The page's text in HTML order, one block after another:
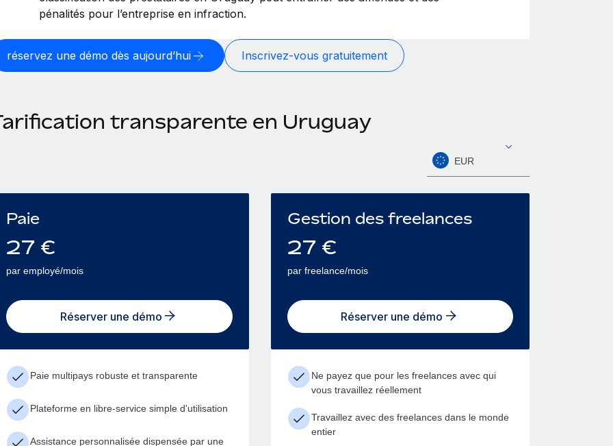
pénalités pour l’entreprise en infraction.
réservez une démo dès aujourd’hui Inscrivez-vous gratuitement
transparente en Uruguay
EUR
Paie
27 €
par employé/mois
Réserver une démo
Paie multipays robuste et transparente
Plateforme en libre-service simple d'utilisation
Assistance personnalisée dispensée par une
Gestion des freelances
27 €
par freelance/mois
Réserver une démo
Ne payez que pour les freelances avec qui
vous travaillez réellement
Travaillez avec des freelances dans le monde
entier